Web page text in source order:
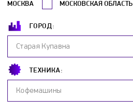
МОСКВА МОСКОВСКАЯ ОБЛАСТЬ
ГОРОД:
Старая Купавна
ТЕХНИКА:
Кофемашины